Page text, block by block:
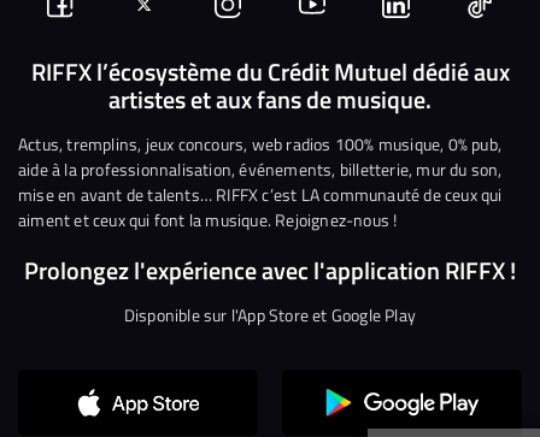
Continuer sans accepter
Suivez-
nous
Facebook
Suivez-
nous
sur
Twitter
Nous
rejoindre
sur
Instagram
Nous
rejoindre
sur
YouTube
Nous
rejoindre
sur
Linkedin
Nous
RIFFX l’écosystème du Crédit Mutuel dédié aux
artistes et aux fans de musique.
Actus, tremplins, jeux concours, web radios 100% musique, 0% pub,
aide à la professionnalisation, événements, billetterie, mur du son,
mise en avant de talents… RIFFX c’est LA communauté de ceux qui
aiment et ceux qui font la musique. Rejoignez-nous !
Prolongez l'expérience avec l'application RIFFX !
Disponible sur l'App Store et Google Play